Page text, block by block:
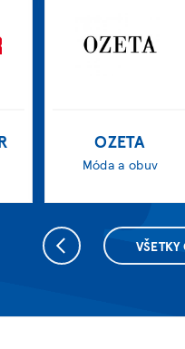
OZETA
Móda a obuv